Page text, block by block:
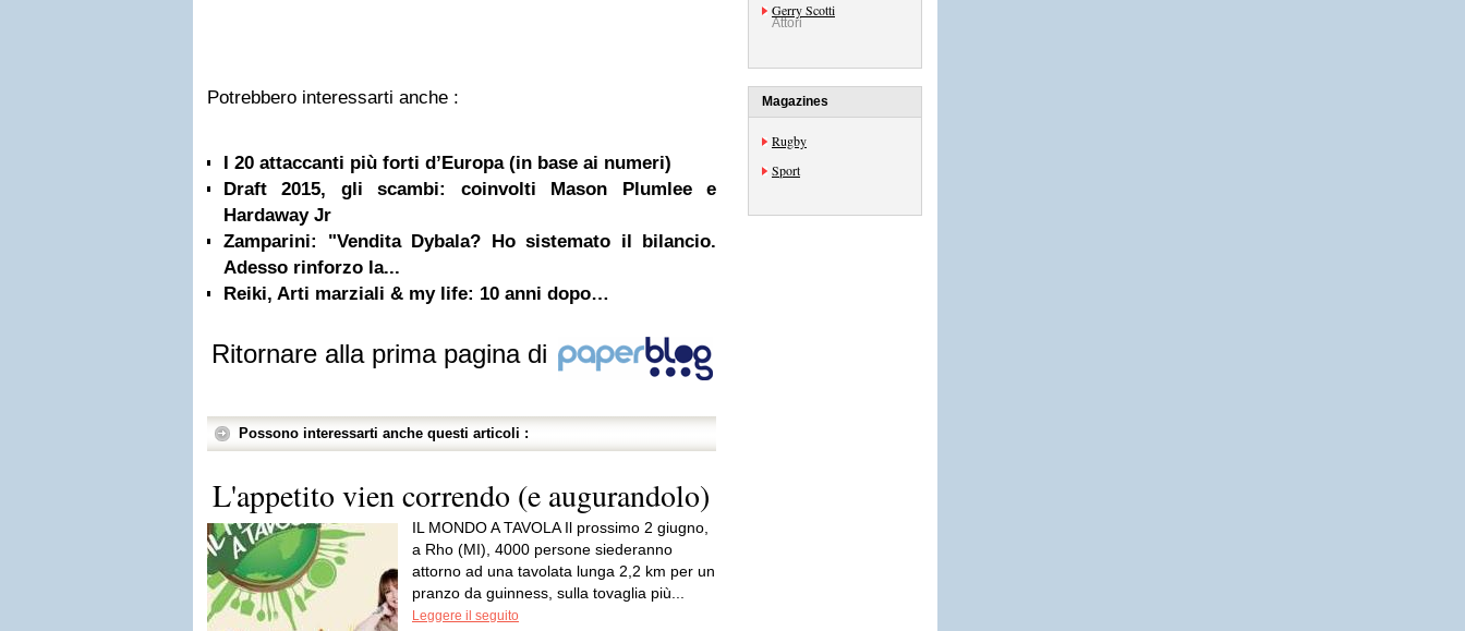
Potrebbero interessarti anche :
I 20 attaccanti più forti d’Europa (in base ai numeri)
Draft 2015, gli scambi: coinvolti Mason Plumlee e
Hardaway Jr
Zamparini: "Vendita Dybala? Ho sistemato il bilancio.
Adesso rinforzo la...
Reiki, Arti marziali & my life: 10 anni dopo…
Ritornare alla prima pagina di
Possono interessarti anche questi articoli :
L'appetito vien correndo (e augurandolo)
IL MONDO A TAVOLA Il prossimo 2 giugno,
a Rho (MI), 4000 persone siederanno
attorno ad una tavolata lunga 2,2 km per un
pranzo da guinness, sulla tovaglia più...
Leggere il seguito
Gerry Scotti
Attori
Magazines
Rugby
Sport